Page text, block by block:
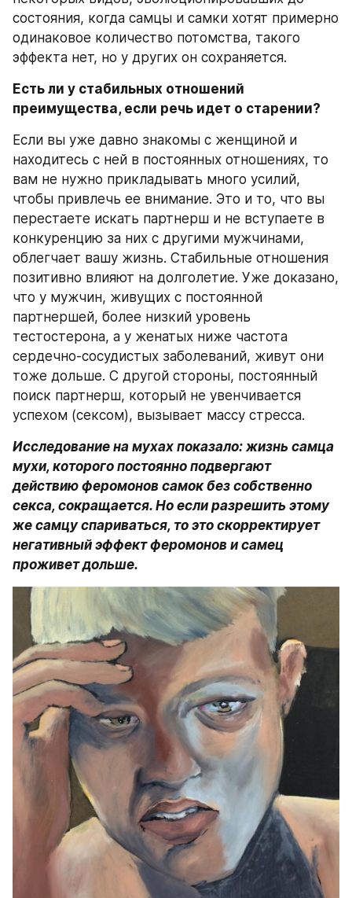
состояния, когда самцы и самки хотят примерно
одинаковое количество потомства, такого
эффекта нет, но у других он сохраняется.
Есть ли у стабильных отношений
преимущества, если речь идет о старении?
Если вы уже давно знакомы с женщиной и
находитесь с ней в постоянных отношениях, то
вам не нужно прикладывать много усилий,
чтобы привлечь ее внимание. Это и то, что вы
перестаете искать партнерш и не вступаете в
конкуренцию за них с другими мужчинами,
облегчает вашу жизнь. Стабильные отношения
позитивно влияют на долголетие. Уже доказано,
что у мужчин, живущих с постоянной
партнершей, более низкий уровень
тестостерона, а у женатых ниже частота
сердечно-сосудистых заболеваний, живут они
тоже дольше. С другой стороны, постоянный
поиск партнерш, который не увенчивается
успехом (сексом), вызывает массу стресса.
Исследование на мухах показало: жизнь самца
мухи, которого постоянно подвергают
действию феромонов самок без собственно
секса, сокращается. Но если разрешить этому
же самцу спариваться, то это скорректирует
негативный эффект феромонов и самец
проживет дольше.